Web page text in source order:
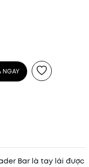
NGAY
Bar là tay lái được